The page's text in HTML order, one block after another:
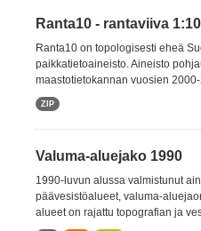
Ranta10 - rantaviiva
Ranta10 on topologisesti eheä
paikkatietoaineisto. Aineisto
maastotietokannan vuosien
ZIP
Valuma-aluejako 1990
1990-luvun alussa valmistunut
päävesistöalueet, valuma-
alueet on rajattu topografian ja